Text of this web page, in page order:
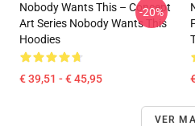
Nobody Wants This – Concept
Art Series Nobody Wants This
Hoodies
€ 39,51 - € 45,95
-20%
VER